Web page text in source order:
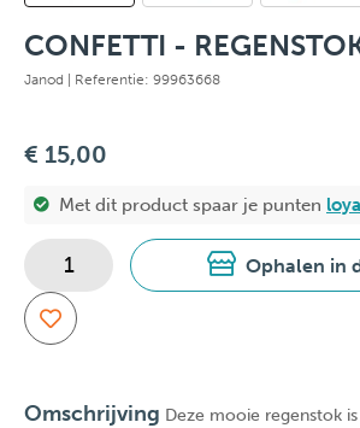
CONFETTI -
Janod | Referentie: 99963668
€ 15,00
Met dit product spaar je punten
Ophalen in
Omschrijving Deze mooie regenstok